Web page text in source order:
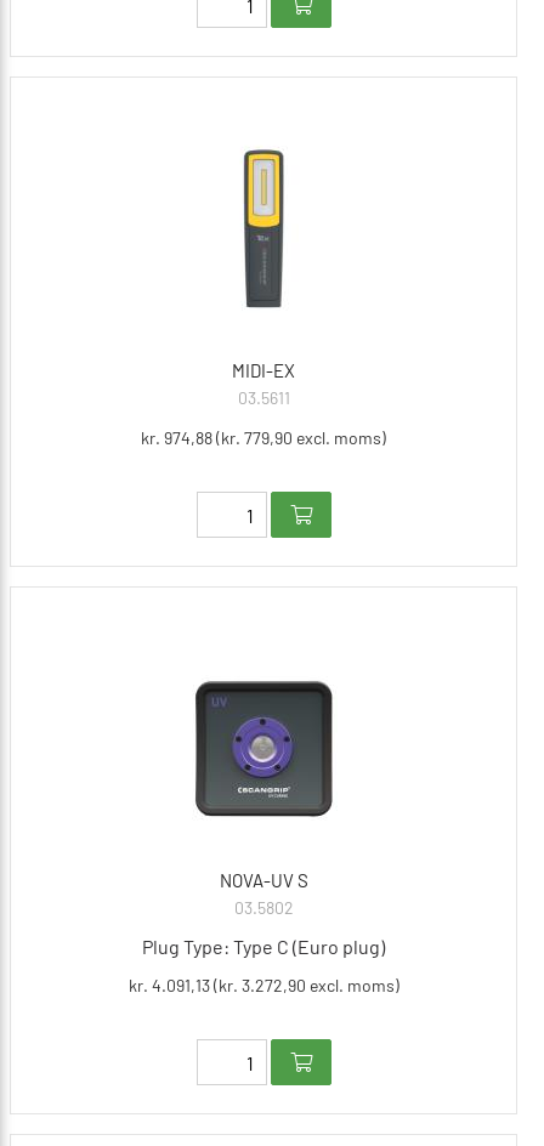
MIDI-EX
03.5611
kr. 974,88 (kr. 779,90 excl. moms)
NOVA-UV S
03.5802
Plug Type: Type C (Euro plug)
kr. 4.091,13 (kr. 3.272,90 excl. moms)